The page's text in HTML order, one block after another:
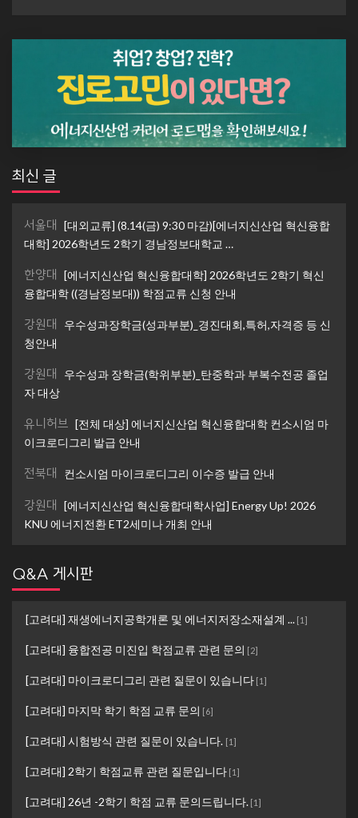
최신 글
서울대 [대외교류] (8.14(금) 9:30 마감)[에너지신산업 혁신융합
대학] 2026학년도 2학기 경남정보대학교 …
한양대 [에너지신산업 혁신융합대학] 2026학년도 2학기 혁신
융합대학 ((경남정보대)) 학점교류 신청 안내
강원대
우수성과장학금(성과부분)_경진대회,특허,자격증 등 신
청안내
강원대
우수성과 장학금(학위부분)_탄중학과 부복수전공 졸업
자 대상
유니허브 [전체 대상] 에너지신산업 혁신융합대학 컨소시엄 마
이크로디그리 발급 안내
전북대 컨소시엄 마이크로디그리 이수증 발급 안내
강원대 [에너지신산업 혁신융합대학사업] Energy Up! 2026
KNU 에너지전환 ET2세미나 개최 안내
Q&A 게시판
[고려대] 재생에너지공학개론 및 에너지저장소재설계 ... [1]
[고려대] 융합전공 미진입 학점교류 관련 문의 [2]
[고려대] 마이크로디그리 관련 질문이 있습니다 [1]
[고려대] 마지막 학기 학점 교류 문의 [6]
[고려대] 시험방식 관련 질문이 있습니다. [1]
[고려대] 2학기 학점교류 관련 질문입니다 [1]
[고려대] 26년 -2학기 학점 교류 문의드립니다. [1]